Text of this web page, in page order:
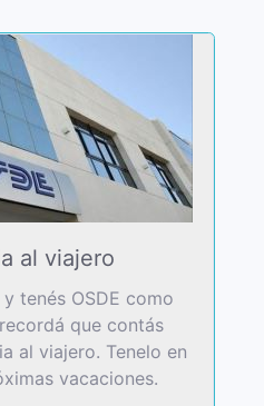
al viajero
tenés OSDE como
que contás
al viajero. Tenelo en
vacaciones.